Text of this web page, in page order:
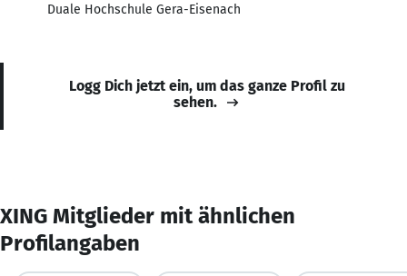
Duale Hochschule Gera-Eisenach
Logg Dich jetzt ein, um das ganze Profil zu
sehen.
XING Mitglieder mit ähnlichen
Profilangaben